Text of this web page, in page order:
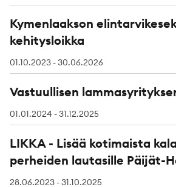
Kymenlaakson
kehitysloikka
01.10.2023 - 30.06.2026
Vastuullisen
01.01.2024 - 31.12.2025
LIKKA - Lisää kotimaista
perheiden lautasille Päijät-
28.06.2023 - 31.10.2025